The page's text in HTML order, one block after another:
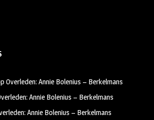
Overleden: Annie Bolenius – Berkelmans
Annie Bolenius – Berkelmans
Annie Bolenius – Berkelmans